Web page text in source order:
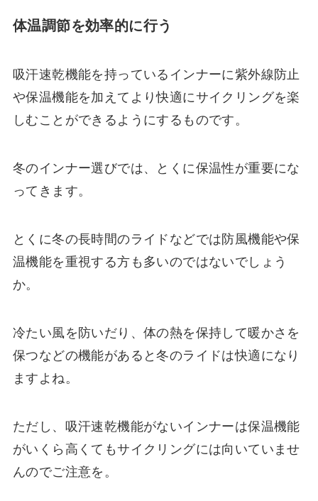
体温調節を効率的に行う
吸汗速乾機能を持っているインナーに紫外線防止
や保温機能を加えてより快適にサイクリングを楽
しむことができるようにするものです。
冬のインナー選びでは、とくに保温性が重要にな
ってきます。
とくに冬の長時間のライドなどでは防風機能や保
温機能を重視する方も多いのではないでしょう
か。
冷たい風を防いだり、体の熱を保持して暖かさを
保つなどの機能があると冬のライドは快適になり
ますよね。
ただし、吸汗速乾機能がないインナーは保温機能
がいくら高くてもサイクリングには向いていませ
んのでご注意を。